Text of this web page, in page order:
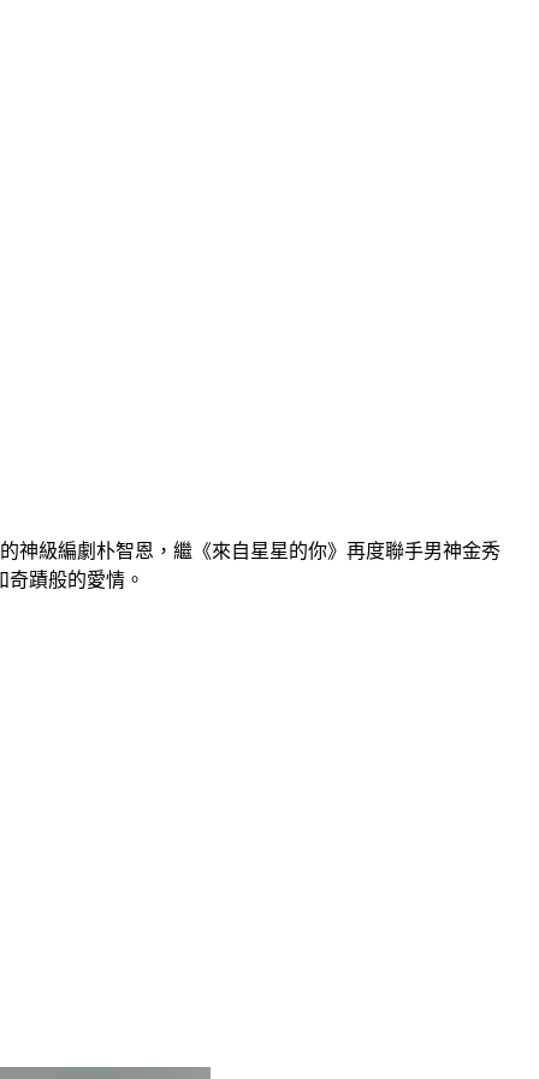
神級編劇朴智恩，繼《來自星星的你》再度聯手男神金秀
蹟般的愛情。